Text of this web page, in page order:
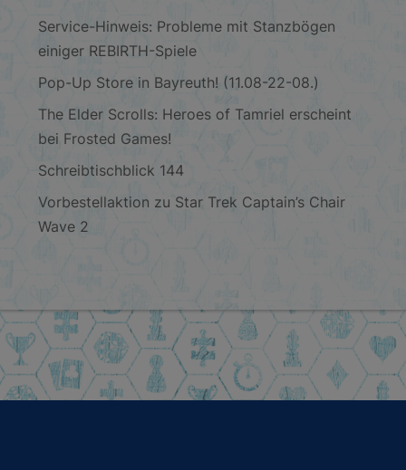
Service-Hinweis: Probleme mit Stanzbögen
einiger REBIRTH-Spiele
Pop-Up Store in Bayreuth! (11.08-22-08.)
The Elder Scrolls: Heroes of Tamriel erscheint
bei Frosted Games!
Schreibtischblick 144
Vorbestellaktion zu Star Trek Captain’s Chair
Wave 2